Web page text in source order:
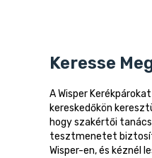
Keresse
A Wisper
kereskedőkön
hogy szakértői
tesztmenetet
Wisper-en, és kéznél